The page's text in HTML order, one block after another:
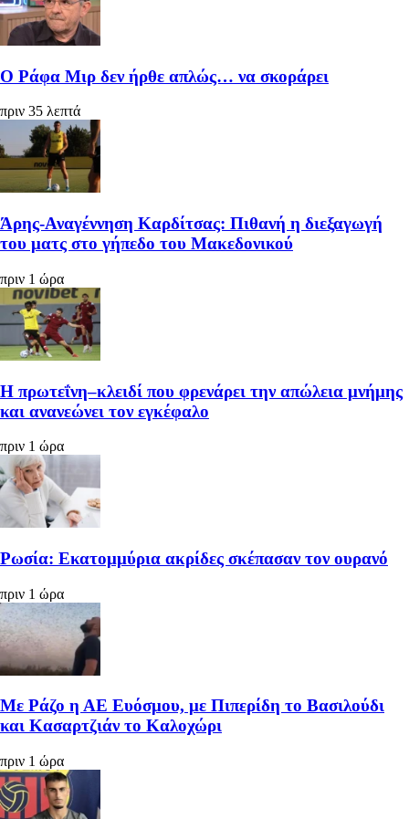
Ο Ράφα Μιρ δεν ήρθε απλώς… να σκοράρει
πριν 35 λεπτά
Άρης-Αναγέννηση Καρδίτσας: Πιθανή η διεξαγωγή
του ματς στο γήπεδο του Μακεδονικού
πριν 1 ώρα
Η πρωτεΐνη–κλειδί που φρενάρει την απώλεια μνήμης
και ανανεώνει τον εγκέφαλο
πριν 1 ώρα
Ρωσία: Εκατομμύρια ακρίδες σκέπασαν τον ουρανό
πριν 1 ώρα
Με Ράζο η ΑΕ Ευόσμου, με Πιπερίδη το Βασιλούδι
και Κασαρτζιάν το Καλοχώρι
πριν 1 ώρα